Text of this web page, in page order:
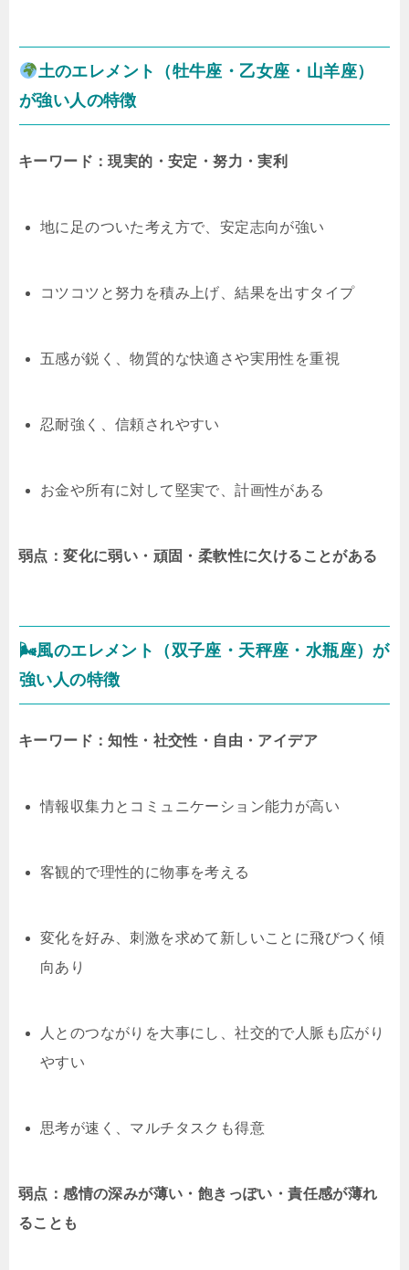
土のエレメント（牡牛座・乙女座・山羊座）
が強い人の特徴
キーワード：現実的・安定・努力・実利
地に足のついた考え方で、安定志向が強い
コツコツと努力を積み上げ、結果を出すタイプ
五感が鋭く、物質的な快適さや実用性を重視
忍耐強く、信頼されやすい
お金や所有に対して堅実で、計画性がある
弱点：変化に弱い・頑固・柔軟性に欠けることがある
🌬風のエレメント（双子座・天秤座・水瓶座）が
強い人の特徴
キーワード：知性・社交性・自由・アイデア
情報収集力とコミュニケーション能力が高い
客観的で理性的に物事を考える
変化を好み、刺激を求めて新しいことに飛びつく傾
向あり
人とのつながりを大事にし、社交的で人脈も広がり
やすい
思考が速く、マルチタスクも得意
弱点：感情の深みが薄い・飽きっぽい・責任感が薄れ
ることも